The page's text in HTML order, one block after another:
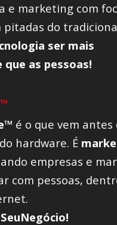
e marketing com
pitadas do
ser mais
as pessoas!
é o que vem antes
hardware. É
empresas e
com pessoas,